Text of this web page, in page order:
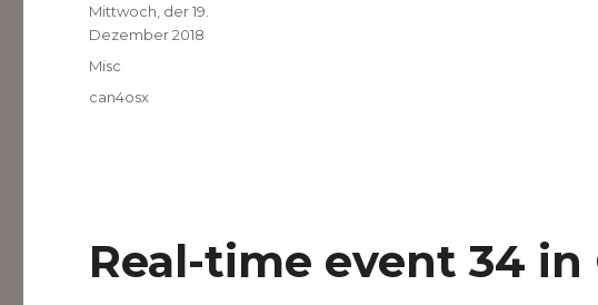
Veröffentlicht
am
Mittwoch, der 19.
Dezember 2018
Kategorien
Misc
Schlagwörter
can4osx
Real-time event 34 in